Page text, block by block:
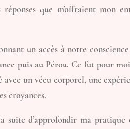
que m’offraient mon
un accès à notre
puis au Pérou. Ce fut pour
un vécu corporel, une
croyances.
suite d’approfondir ma pratique